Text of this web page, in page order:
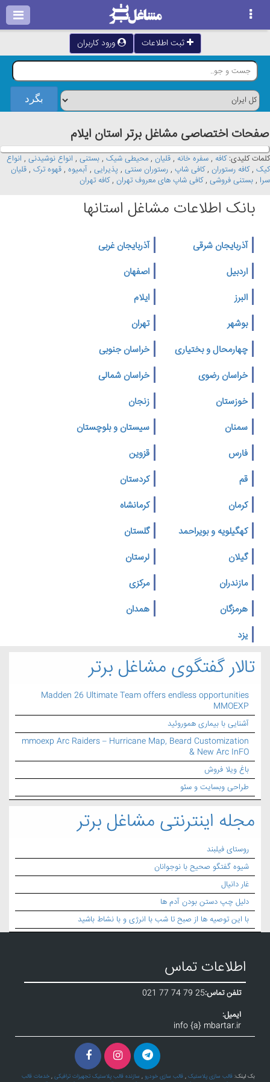
ثبت اطلاعات ورود کاربران
صفحات اختصاصی مشاغل برتر استان ايلام
کلمات کلیدی:کافه , سفره خانه , قلیان , محیطی شیک , بستنی , انواع نوشیدنی , انواع
کیک ,کافه رستوران ,کافی شاپ , رستوران سنتی , پذیرایی , آبمیوه , قهوه ترک , قلیان
سرا , بستنی فروشی ,کافی شاپ های معروف تهران ,کافه تهران
بانک اطلاعات مشاغل استانها
آذربایجان شرقی
آذربایجان غربی
اردبیل
اصفهان
البرز
ایلام
بوشهر
تهران
چهارمحال و بختیاری
خراسان جنوبی
خراسان رضوی
خراسان شمالی
خوزستان
زنجان
سمنان
سیستان و بلوچستان
فارس
قزوین
قم
کردستان
کرمان
کرمانشاه
کهگیلویه و بویراحمد
گلستان
گیلان
لرستان
مازندران
مرکزی
هرمزگان
همدان
یزد
تالار گفتگوی مشاغل برتر
Madden 26 Ultimate Team offers endless opportunities
MMOEXP
آشنایی با بیماری هموروئید
mmoexp Arc Raiders – Hurricane Map, Beard Customization
& New Arc InFO
باغ ویلا فروش
طراحی وبسایت و سئو
مجله اینترنتی مشاغل برتر
روستای فیلبند
شیوه گفتگو صحیح با نوجوانان
غار دانیال
دلیل چپ دستن بودن آدم ها
با این توصیه ها از صبح تا شب با انرژی و با نشاط باشید
اطلاعات تماس
تلفن تماس:021 77 74 79 25
ایمیل:
info {a} mbartar.ir
بک لینک: قالب سازی پلاستیک , قالب سازی خودرو , سازنده قالب پلاستیک تجهیزات ترافیکی , خدمات قالب